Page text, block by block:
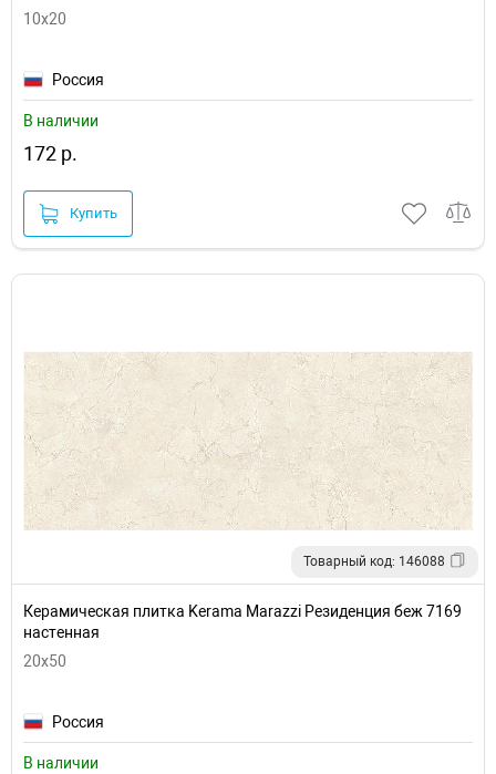
10x20
Россия
В наличии
172 р.
Купить
Товарный код: 146088
Керамическая плитка Kerama Marazzi Резиденция беж 7169
настенная
20x50
Россия
В наличии